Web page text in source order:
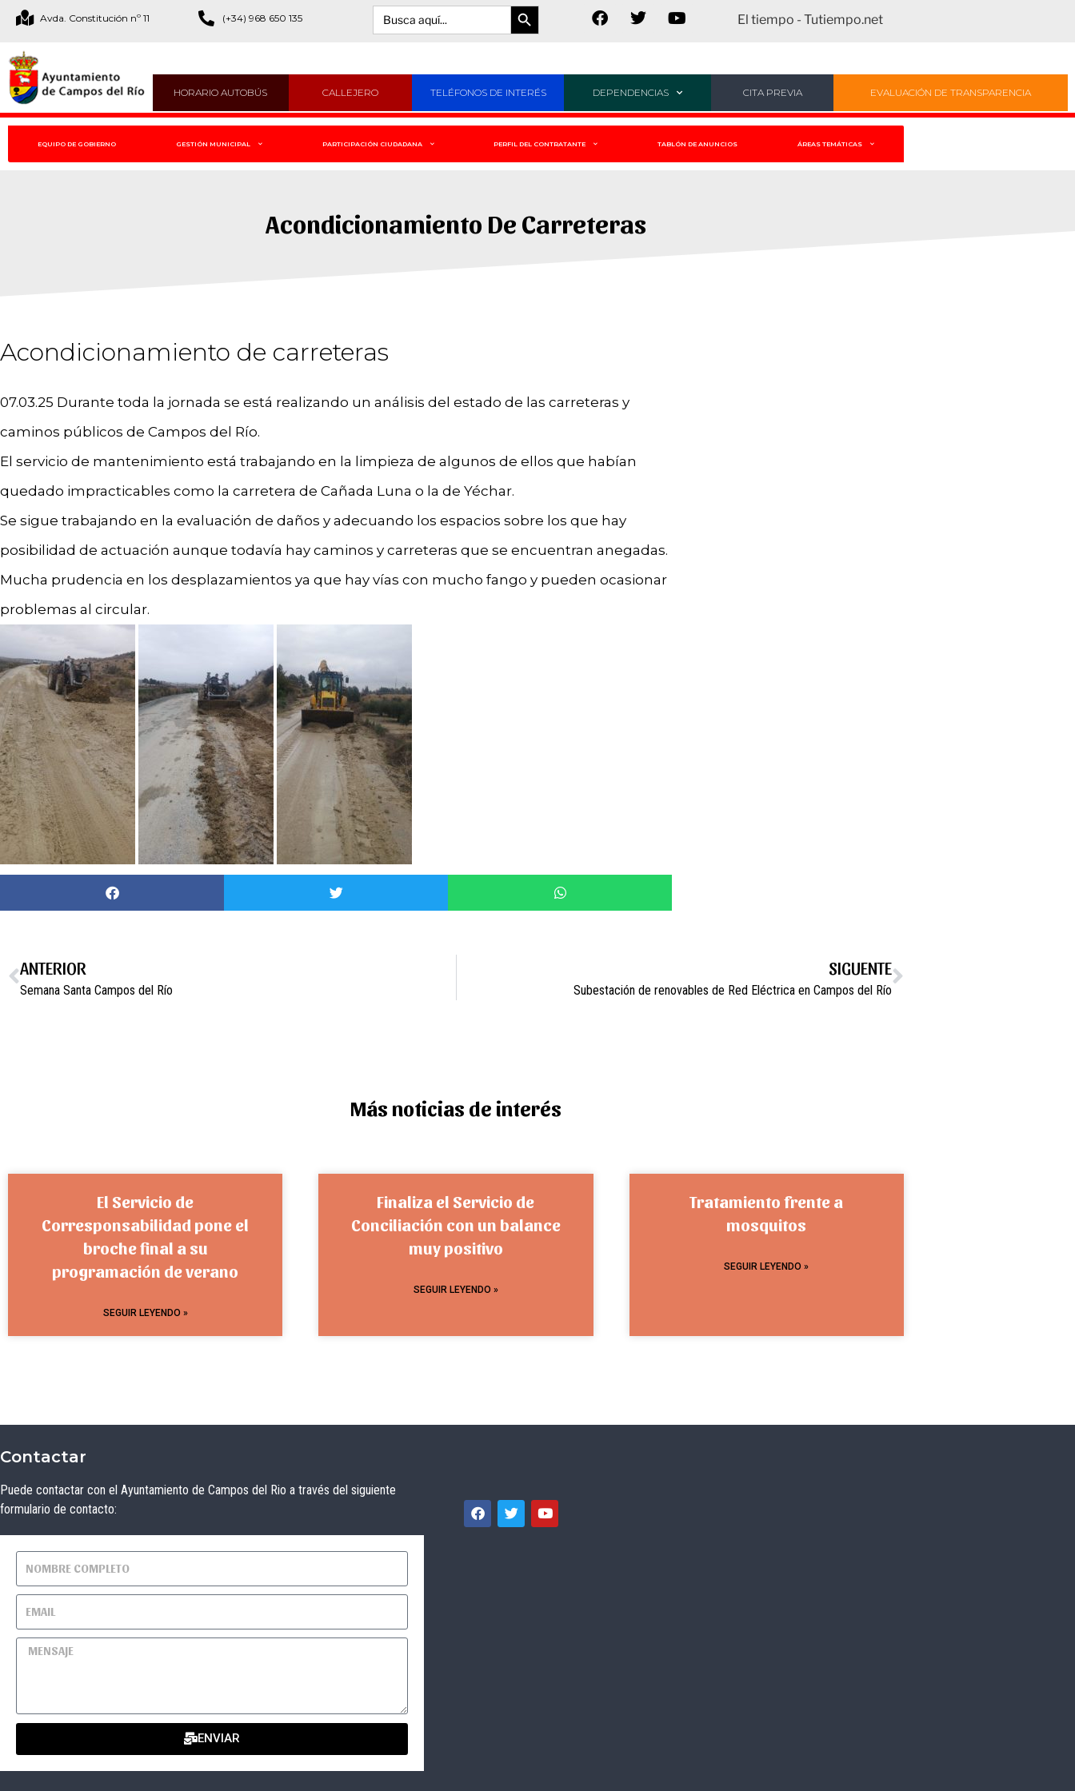
Avda. Constitución nº 11 (+34) 968 650 135 Buscar:
Botón de búsqueda
El tiempo - Tutiempo.net
HORARIO AUTOBÚS CALLEJERO TELÉFONOS DE INTERÉS DEPENDENCIAS CITA PREVIA EVALUACIÓN DE TRANSPARENCIA
EQUIPO DE GOBIERNO GESTIÓN MUNICIPAL PARTICIPACIÓN CIUDADANA PERFIL DEL CONTRATANTE TABLÓN DE ANUNCIOS ÁREAS TEMÁTICAS
Acondicionamiento De Carreteras
Acondicionamiento de carreteras
07.03.25 Durante toda la jornada se está realizando un análisis del estado de las carreteras y
caminos públicos de Campos del Río.
El servicio de mantenimiento está trabajando en la limpieza de algunos de ellos que habían
quedado impracticables como la carretera de Cañada Luna o la de Yéchar.
Se sigue trabajando en la evaluación de daños y adecuando los espacios sobre los que hay
posibilidad de actuación aunque todavía hay caminos y carreteras que se encuentran anegadas.
Mucha prudencia en los desplazamientos ya que hay vías con mucho fango y pueden ocasionar
problemas al circular.
ANTERIOR
Semana Santa Campos del Río
SIGUENTE
Subestación de renovables de Red Eléctrica en Campos del Río
Más noticias de interés
El Servicio de
Corresponsabilidad pone el
broche final a su
programación de verano
SEGUIR LEYENDO »
Finaliza el Servicio de
Conciliación con un balance
muy positivo
SEGUIR LEYENDO »
Tratamiento frente a
mosquitos
SEGUIR LEYENDO »
Contactar
Puede contactar con el Ayuntamiento de Campos del Rio a través del siguiente
formulario de contacto:
ENVIAR